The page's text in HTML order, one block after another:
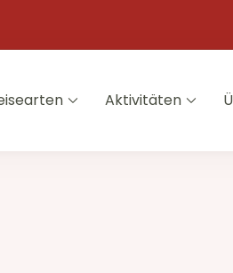
in Peru
Aktivitäten